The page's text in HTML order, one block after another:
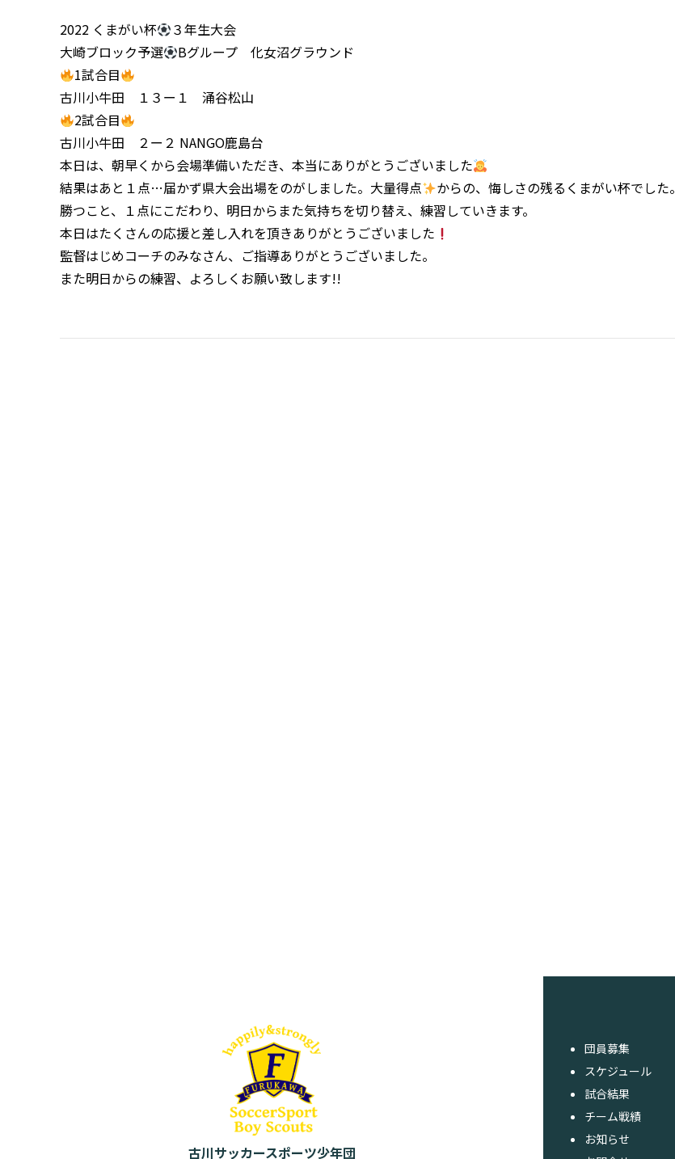
2022 くまがい杯
３年生大会
大崎ブロック予選
Bグループ 化女沼グラウンド
1試合目
古川小牛田 １３ー１ 涌谷松山
2試合目
古川小牛田 ２ー２ NANGO鹿島台
本日は、朝早くから会場準備いただき、本当にありがとうございました
結果はあと１点…届かず県大会出場をのがしました。大量得点
からの、悔しさの残るくまがい杯でした。
勝つこと、１点にこだわり、明日からまた気持ちを切り替え、練習していきます。
本日はたくさんの応援と差し入れを頂きありがとうございました
監督はじめコーチのみなさん、ご指導ありがとうございました。
また明日からの練習、よろしくお願い致します!!
団員募集
スケジュール
試合結果
チーム戦績
お知らせ
古川サッカースポーツ少年団